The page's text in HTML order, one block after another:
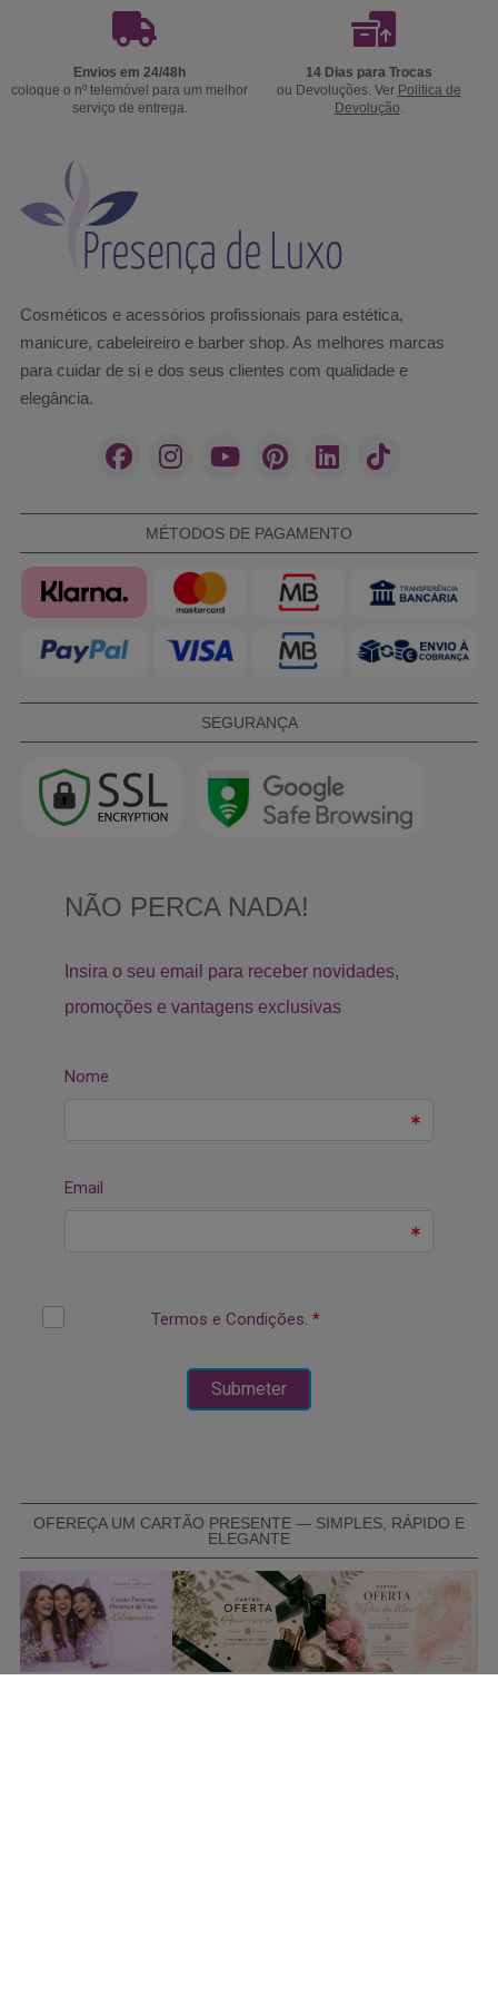
Envios em 24/48h
coloque o nº telemóvel para um melhor
serviço de entrega.
14 Dias para Trocas
ou Devoluções. Ver Politica de
Devolução.
Cosméticos e acessórios profissionais para estética,
manicure, cabeleireiro e barber shop. As melhores marcas
para cuidar de si e dos seus clientes com qualidade e
elegância.
MÉTODOS DE PAGAMENTO
SEGURANÇA
OFEREÇA UM CARTÃO PRESENTE — SIMPLES, RÁPIDO E
ELEGANTE